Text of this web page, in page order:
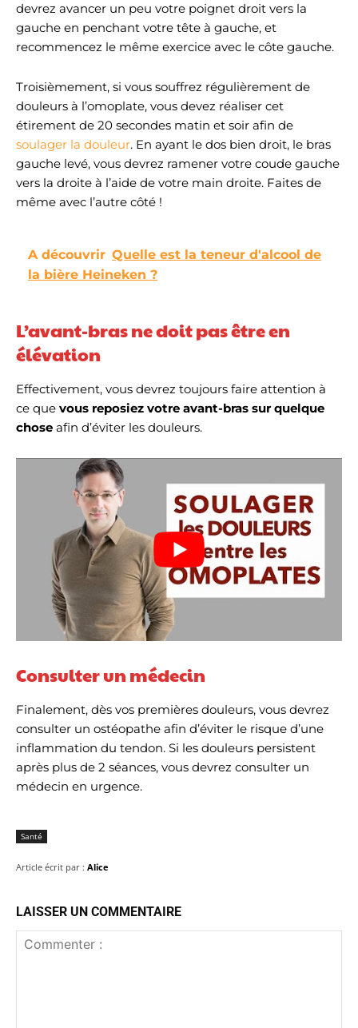
devrez avancer un peu votre poignet droit vers la
gauche en penchant votre tête à gauche, et
recommencez le même exercice avec le côte gauche.
Troisièmement, si vous souffrez régulièrement de
douleurs à l’omoplate, vous devez réaliser cet
étirement de 20 secondes matin et soir afin de
soulager la douleur. En ayant le dos bien droit, le bras
gauche levé, vous devrez ramener votre coude gauche
vers la droite à l’aide de votre main droite. Faites de
même avec l’autre côté !
A découvrir Quelle est la teneur d'alcool de
la bière Heineken ?
L’avant-bras ne doit pas être en
élévation
Effectivement, vous devrez toujours faire attention à
ce que vous reposiez votre avant-bras sur quelque
chose afin d’éviter les douleurs.
Consulter un médecin
Finalement, dès vos premières douleurs, vous devrez
consulter un ostéopathe afin d’éviter le risque d’une
inflammation du tendon. Si les douleurs persistent
après plus de 2 séances, vous devrez consulter un
médecin en urgence.
Santé
Article écrit par : Alice
LAISSER UN COMMENTAIRE